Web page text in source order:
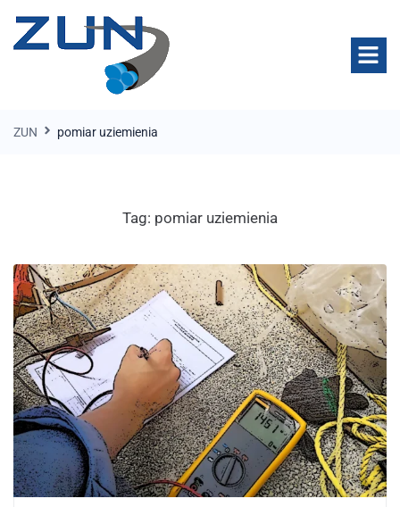
ZUN pomiar uziemienia
Tag: pomiar uziemienia